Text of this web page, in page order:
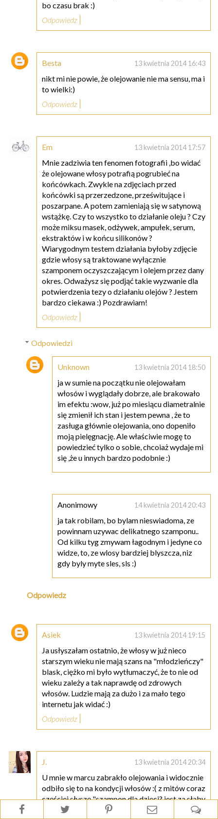
bo czasu brak :)
Odpowiedz
Besta 13 kwietnia 2014 16:43
nikt mi nie powie, że olejowanie nie ma sensu, ma i
to wielki:)
Odpowiedz
Em 13 kwietnia 2014 17:57
Mnie zadziwia ten fenomen fotografii ,bo widać
że olejowane włosy potrafią pogrubieć na
końcówkach. Zwykle na zdjęciach przed
końcówki są przerzedzone, prześwitujące i
poszarpane. A potem zamieniają się w satynową
wstążkę. Czy to wszystko to działanie oleju ? Czy
może miksu masek, odżywek, ampułek, serum,
ekstraktów i w końcu silikonów ?
Wiarygodnym testem działania byłoby zdjęcie
gdzie włosy są traktowane wyłącznie
szamponem oczyszczającym i olejem przez dany
okres. Odważysz się podjąć takie wyzwanie dla
potwierdzenia tezy o działaniu olejów ? Jestem
bardzo ciekawa :) Pozdrawiam!
Odpowiedz
Odpowiedzi
Unknown 13 kwietnia 2014 18:50
ja w sumie na początku nie olejowałam
włosów i wyglądały dobrze, ale brakowało
im efektu :wow, już po miesiącu diametralnie
się zmienił ich stan i jestem pewna , że to
zasługa głównie olejowania, ono dopeniło
moją pielęgnację. Ale właściwie mogę to
powiedzieć tylko o sobie, chcoiaż wydaje mi
się ,że u innych bardzo podobnie :)
Anonimowy 14 kwietnia 2014 20:43
ja tak robilam, bo bylam nieswiadoma, ze
powinnam uzywac delikatnego szamponu..
Od kilku tyg zmywam łagodnym i jedyne co
widze, to, ze wlosy bardziej blyszcza, niz
gdy byly myte sles, sls :)
Odpowiedz
Asiek 13 kwietnia 2014 19:15
Ja usłyszałam ostatnio, że włosy w już nieco
starszym wieku nie mają szans na "młodzieńczy"
blask, ciężko mi było wytłumaczyć, że to nie od
wieku zależy a tak naprawdę od zdrowych
włosów. Ludzie mają za dużo i za mało tego
internetu jak widać :)
Odpowiedz
J. 13 kwietnia 2014 20:34
U mnie w marcu zabrakło olejowania i widocznie
odbiło się to na kondycji włosów :( z mitów coraz
częściej słyszę "szampon dla dzieci? jest za słaby
i nie umyje porządnie!" w takim razie chyba